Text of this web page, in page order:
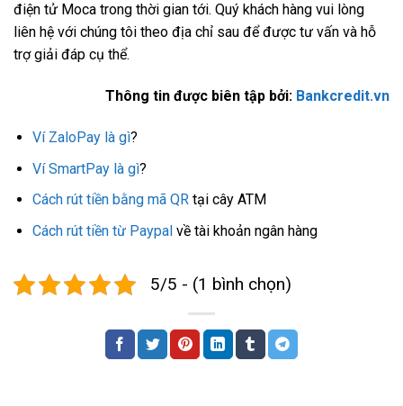
điện tử Moca trong thời gian tới. Quý khách hàng vui lòng
liên hệ với chúng tôi theo địa chỉ sau để được tư vấn và hỗ
trợ giải đáp cụ thể.
Thông tin được biên tập bởi: Bankcredit.vn
Ví ZaloPay là gì?
Ví SmartPay là gì?
Cách rút tiền bằng mã QRtại cây ATM
Cách rút tiền từ Paypalvề tài khoản ngân hàng
5/5 - (1 bình chọn)